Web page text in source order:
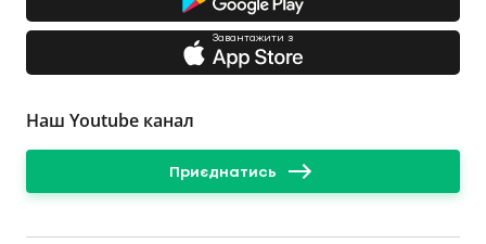
Завантажити з
Наш Youtube канал
Приєднатись